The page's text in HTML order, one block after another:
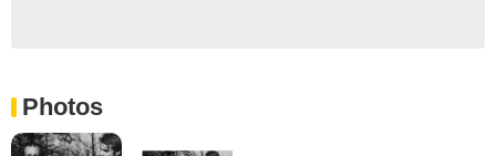
Photos